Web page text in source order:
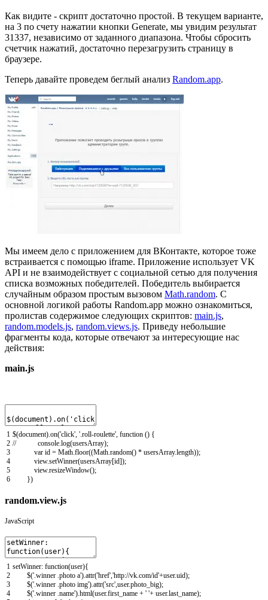
Как видите - скрипт достаточно простой. В текущем варианте,
на 3 по счету нажатии кнопки Generate, мы увидим результат
31337, независимо от заданного диапазона. Чтобы сбросить
счетчик нажатий, достаточно перезагрузить страницу в
браузере.
Теперь давайте проведем беглый анализ Random.app.
Мы имеем дело с приложением для ВКонтакте, которое тоже
встраивается с помощью iframe. Приложение использует VK
API и не взаимодействует с социальной сетью для получения
списка возможных победителей. Победитель выбирается
случайным образом простым вызовом Math.random. С
основной логикой работы Random.app можно ознакомиться,
пролистав содержимое следующих скриптов: main.js,
random.models.js, random.views.js. Приведу небольшие
фрагменты кода, которые отвечают за интересующие нас
действия:
main.js
1
2
3
4
5
6
$(document).on('click', '.roll-roulette', function () {
// console.log(usersArray);
var id = Math.floor((Math.random() * usersArray.length));
view.setWinner(usersArray[id]);
view.resizeWindow();
})
random.view.js
JavaScript
1
2
3
4
setWinner: function(user){
$('.winner .photo a').attr('href','http://vk.com/id'+user.uid);
$('.winner .photo img').attr('src',user.photo_big);
$('.winner .name').html(user.first_name + ' '+ user.last_name);